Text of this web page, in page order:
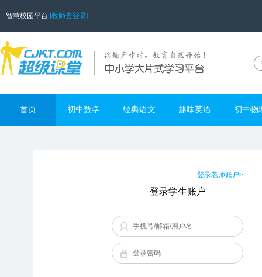
智慧校园平台 [教师去登录]
首页 初中数学 经典语文 趣味英语 初中物
登录老师账户>
登录学生账户